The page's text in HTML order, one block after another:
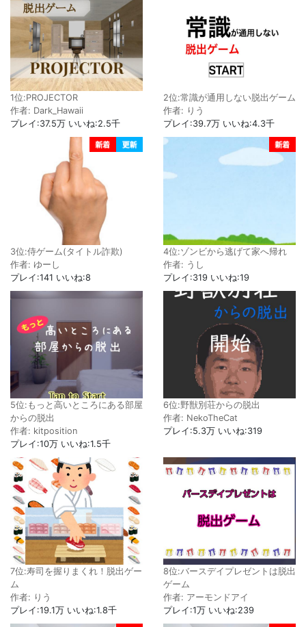
1位:PROJECTOR
作者: Dark_Hawaii
プレイ:37.5万 いいね:2.5千
2位:常識が通用しない脱出ゲーム
作者: りう
プレイ:39.7万 いいね:4.3千
3位:侍ゲーム(タイトル詐欺)
作者: ゆーし
プレイ:141 いいね:8
4位:ゾンビから逃げて家へ帰れ
作者: うし
プレイ:319 いいね:19
5位:もっと高いところにある部屋
からの脱出
作者: kitposition
プレイ:10万 いいね:1.5千
6位:野獣別荘からの脱出
作者: NekoTheCat
プレイ:5.3万 いいね:319
7位:寿司を握りまくれ！脱出ゲー
ム
作者: りう
プレイ:19.1万 いいね:1.8千
8位:バースデイプレゼントは脱出
ゲーム
作者: アーモンドアイ
プレイ:1万 いいね:239